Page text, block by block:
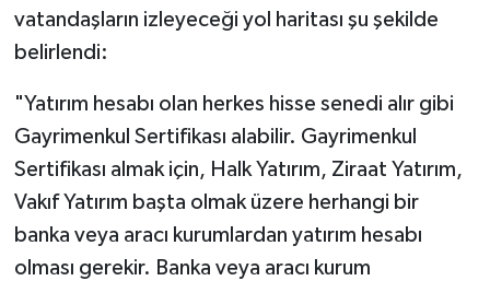
vatandaşların izleyeceği yol haritası şu şekilde
belirlendi:
"Yatırım hesabı olan herkes hisse senedi alır gibi
Gayrimenkul Sertifikası alabilir. Gayrimenkul
Sertifikası almak için, Halk Yatırım, Ziraat Yatırım,
Vakıf Yatırım başta olmak üzere herhangi bir
banka veya aracı kurumlardan yatırım hesabı
olması gerekir. Banka veya aracı kurum